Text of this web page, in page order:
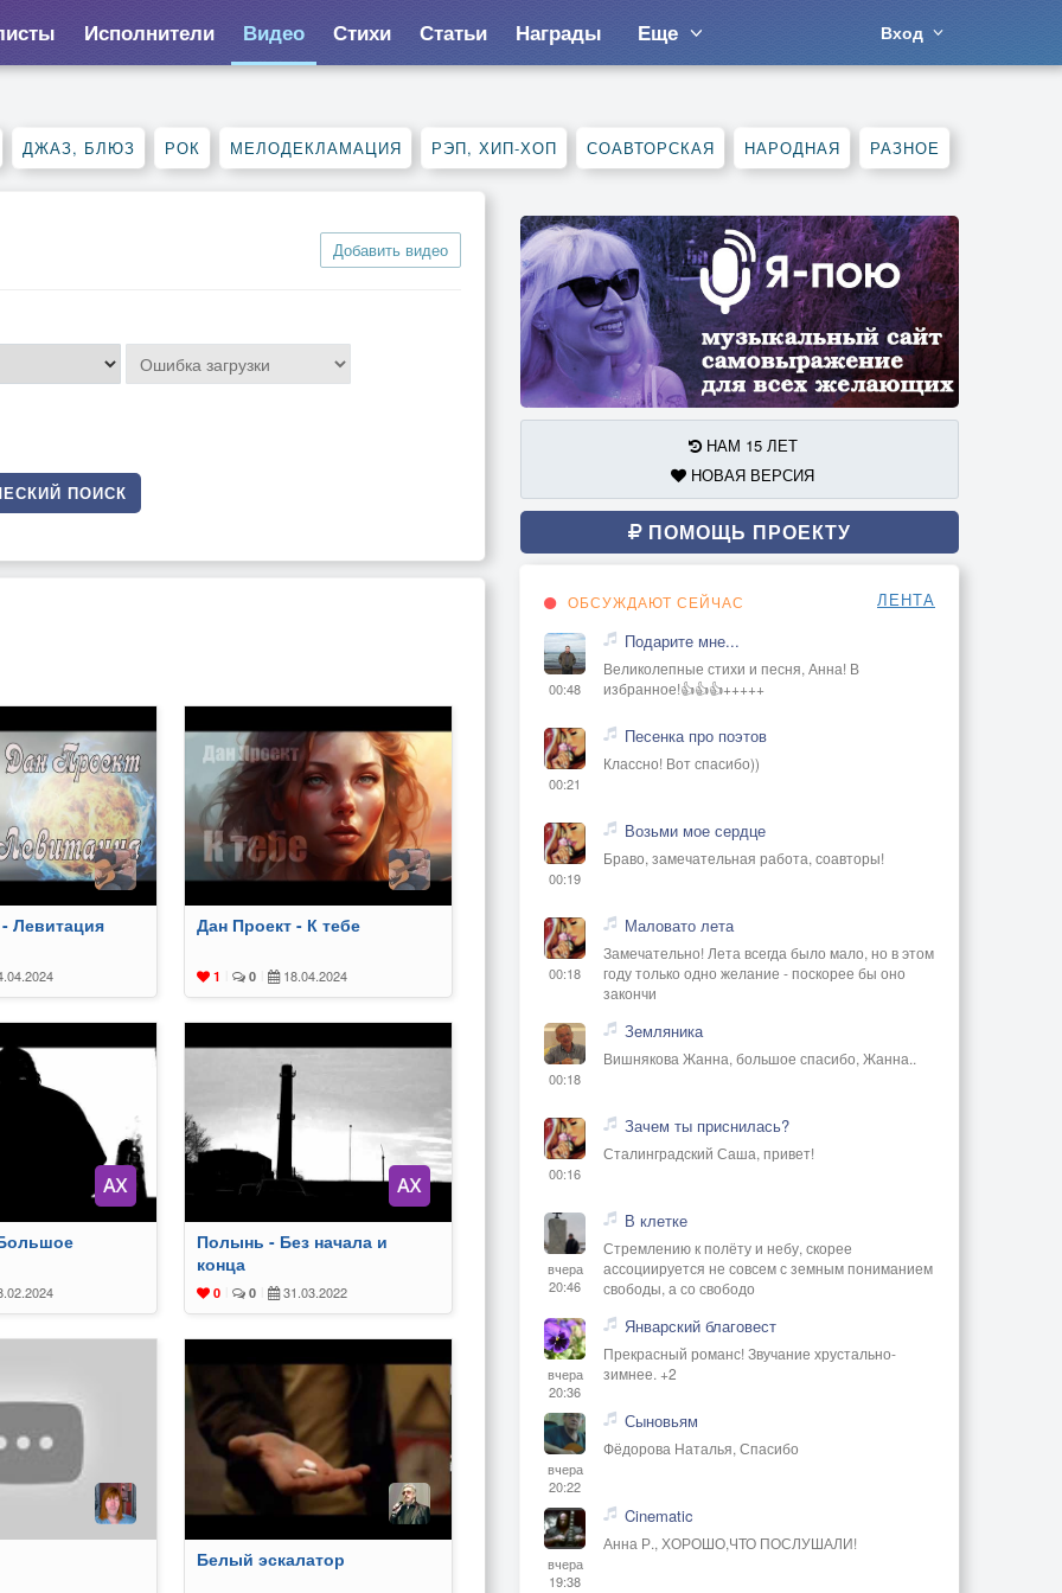
Исполнители Видео Стихи Статьи Награды Еще Вход
ДЖАЗ, БЛЮЗ РОК МЕЛОДЕКЛАМАЦИЯ РЭП, ХИП-ХОП СОАВТОРСКАЯ НАРОДНАЯ РАЗНОЕ
Добавить видео
ПОИСК
Левитация Дан Проект - К тебе
1 0 18.04.2024
Полынь - Без начала и
конца
0 0 31.03.2022
Белый эскалатор
НАМ 15 ЛЕТ
НОВАЯ ВЕРСИЯ
ПОМОЩЬ ПРОЕКТУ
ОБСУЖДАЮТ СЕЙЧАС ЛЕНТА
00:48
Подарите мне...
Великолепные стихи и песня, Анна! В
избранное!👍👍👍+++++
00:21
Песенка про поэтов
Классно! Вот спасибо))
00:19
Возьми мое сердце
Браво, замечательная работа, соавторы!
00:18
Маловато лета
Замечательно! Лета всегда было мало, но в этом
году только одно желание - поскорее бы оно
закончи
00:18
Земляника
Вишнякова Жанна, большое спасибо, Жанна..
00:16
Зачем ты приснилась?
Сталинградский Саша, привет!
вчера
20:46
В клетке
Стремлению к полёту и небу, скорее
ассоциируется не совсем с земным пониманием
свободы, а со свободо
вчера
20:36
Январский благовест
Прекрасный романс! Звучание хрустально-
зимнее. +2
вчера
20:22
Сыновьям
Фёдорова Наталья, Спасибо
вчера
19:38
Cinematic
Анна Р., ХОРОШО,ЧТО ПОСЛУШАЛИ!